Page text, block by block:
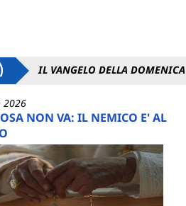
IL VANGELO DELLA DOMENICA
2026
NON VA: IL NEMICO E' AL